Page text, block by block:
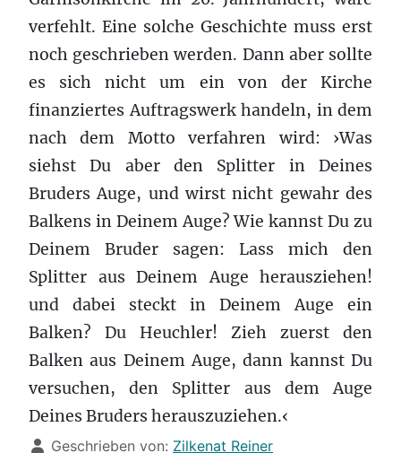
verfehlt. Eine solche Geschichte muss erst
noch geschrieben werden. Dann aber sollte
es sich nicht um ein von der Kirche
finanziertes Auftragswerk handeln, in dem
nach dem Motto verfahren wird: ›Was
siehst Du aber den Splitter in Deines
Bruders Auge, und wirst nicht gewahr des
Balkens in Deinem Auge? Wie kannst Du zu
Deinem Bruder sagen: Lass mich den
Splitter aus Deinem Auge herausziehen!
und dabei steckt in Deinem Auge ein
Balken? Du Heuchler! Zieh zuerst den
Balken aus Deinem Auge, dann kannst Du
versuchen, den Splitter aus dem Auge
Deines Bruders herauszuziehen.‹
Details
Geschrieben von: Zilkenat Reiner